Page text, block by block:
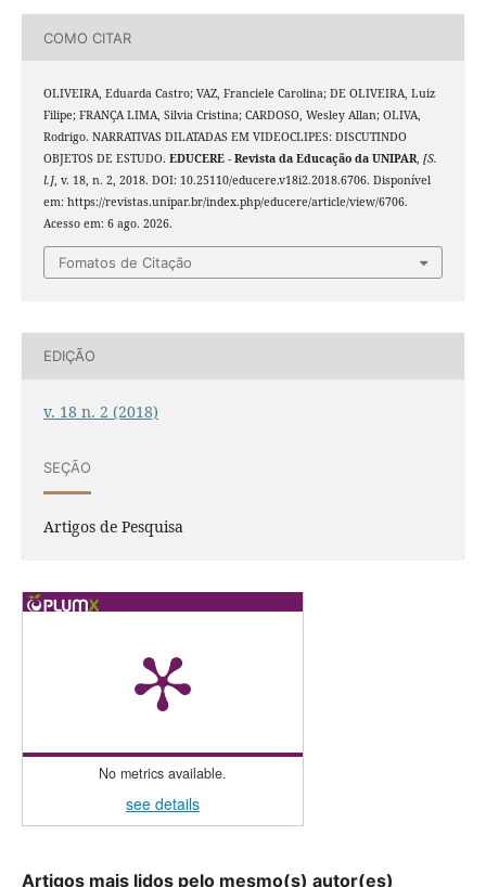
COMO CITAR
OLIVEIRA, Eduarda Castro; VAZ, Franciele Carolina; DE OLIVEIRA, Luiz
Filipe; FRANÇA LIMA, Silvia Cristina; CARDOSO, Wesley Allan; OLIVA,
Rodrigo. NARRATIVAS DILATADAS EM VIDEOCLIPES: DISCUTINDO
OBJETOS DE ESTUDO. EDUCERE - Revista da Educação da UNIPAR, [S.
l.], v. 18, n. 2, 2018. DOI: 10.25110/educere.v18i2.2018.6706. Disponível
em: https://revistas.unipar.br/index.php/educere/article/view/6706.
Acesso em: 6 ago. 2026.
Fomatos de Citação
EDIÇÃO
v. 18 n. 2 (2018)
SEÇÃO
Artigos de Pesquisa
No metrics available.
see details
Artigos mais lidos pelo mesmo(s) autor(es)